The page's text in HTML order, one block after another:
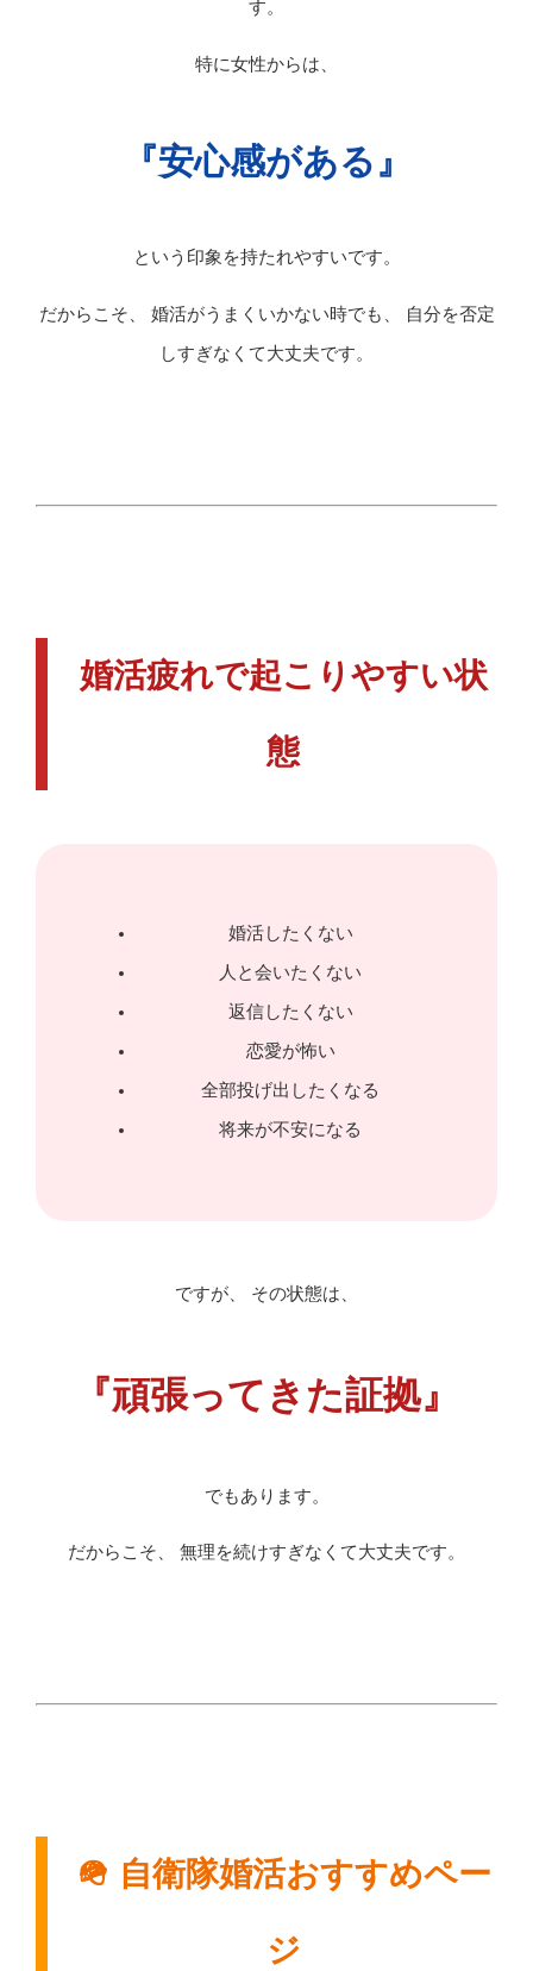
す。
特に女性からは、
『安心感がある』
という印象を持たれやすいです。
だからこそ、 婚活がうまくいかない時でも、 自分を否定
しすぎなくて大丈夫です。
婚活疲れで起こりやすい状
態
婚活したくない
人と会いたくない
返信したくない
恋愛が怖い
全部投げ出したくなる
将来が不安になる
ですが、 その状態は、
『頑張ってきた証拠』
でもあります。
だからこそ、 無理を続けすぎなくて大丈夫です。
🪖 自衛隊婚活おすすめペー
ジ